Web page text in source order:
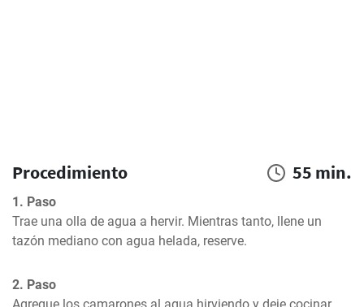
Procedimiento 55 min.
1. Paso
Trae una olla de agua a hervir. Mientras tanto, llene un
tazón mediano con agua helada, reserve.
2. Paso